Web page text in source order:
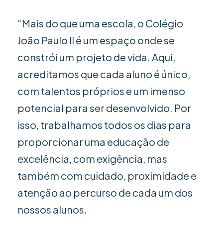
“Mais do que uma escola, o Colégio
João Paulo II é um espaço onde se
constrói um projeto de vida. Aqui,
acreditamos que cada aluno é único,
com talentos próprios e um imenso
potencial para ser desenvolvido. Por
isso, trabalhamos todos os dias para
proporcionar uma educação de
excelência, com exigência, mas
também com cuidado, proximidade e
atenção ao percurso de cada um dos
nossos alunos.